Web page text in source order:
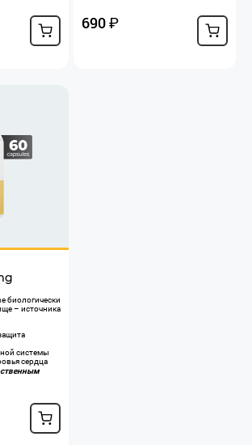
690₽
биологически
– источника
системы
сердца